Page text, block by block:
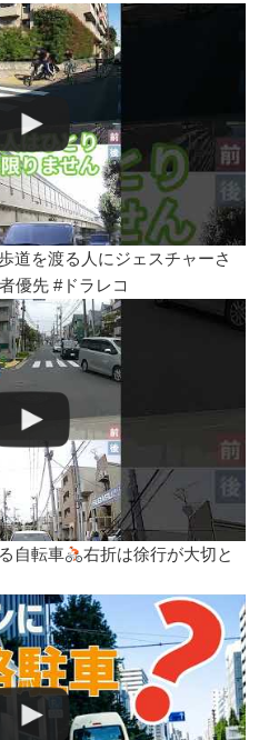
道を渡る人にジェスチャーさ
優先 #ドラレコ
自転車
右折は徐行が大切と